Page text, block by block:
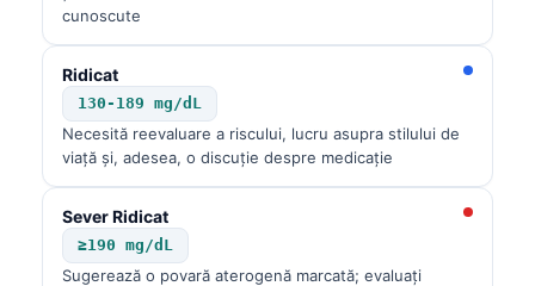
cunoscute
Ridicat
130-189 mg/dL
Necesită reevaluare a riscului, lucru asupra stilului de
viață și, adesea, o discuție despre medicație
Sever Ridicat
≥190 mg/dL
Sugerează o povară aterogenă marcată; evaluați